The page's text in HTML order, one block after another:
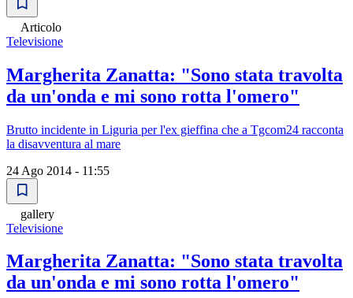
Articolo
Televisione
Margherita Zanatta: "Sono stata travolta
da un'onda e mi sono rotta l'omero"
Brutto incidente in Liguria per l'ex gieffina che a Tgcom24 racconta
la disavventura al mare
24 Ago 2014 - 11:55
gallery
Televisione
Margherita Zanatta: "Sono stata travolta
da un'onda e mi sono rotta l'omero"